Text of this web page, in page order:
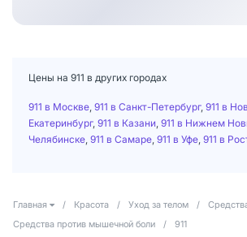
Цены на 911 в других городах
911 в Москве 911 в Санкт-Петербург, 911 в
Екатеринбург, 911 в Казани 911 в Нижнем
Челябинске 911 в Самаре 911 в Уфе 911 в
Главная / Красота / Уход за телом /
Средства против мышечной боли
/ 911